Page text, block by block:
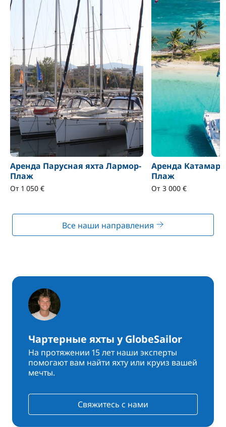
Аренда Парусная яхта Лармор-
Плаж
От 1 050 €
Аренда
Плаж
От 3 000 €
Все наши направления
Чартерные яхты у GlobeSailor
На протяжении 15 лет наши эксперты
помогают вам найти яхту или круиз вашей
мечты.
Свяжитесь с нами